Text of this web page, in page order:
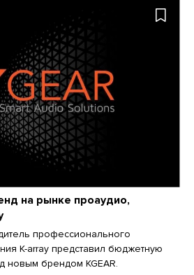
на рынке проаудио,
профессионального
K-array представил бюджетную
новым брендом KGEAR.